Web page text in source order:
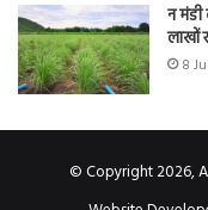
न
लाखों
8
© Copyright 2026,